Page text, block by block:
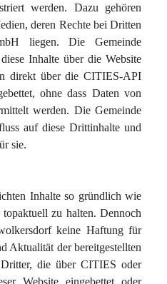
werden. Dazu gehören
deren Rechte bei Dritten
liegen. Die Gemeinde
Inhalte über die Website
direkt über die CITIES-API
ohne dass Daten von
werden. Die Gemeinde
auf diese Drittinhalte und
sie.
Inhalte so gründlich wie
zu halten. Dennoch
keine Haftung für
Aktualität der bereitgestellten
die über CITIES oder
Website eingebettet oder